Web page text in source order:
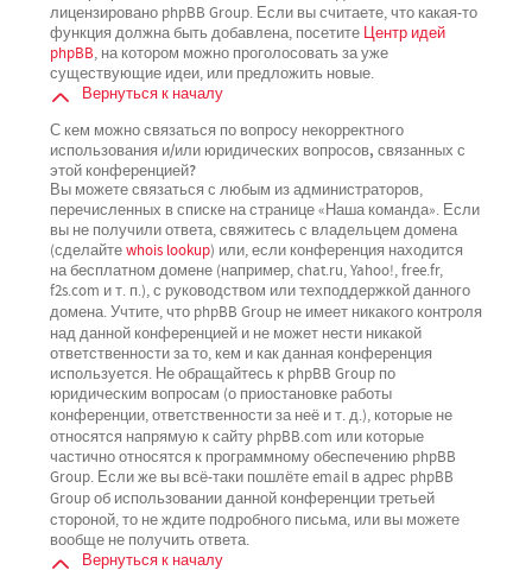
лицензировано phpBB Group. Если вы считаете, что какая-то
функция должна быть добавлена, посетите Центр идей
phpBB, на котором можно проголосовать за уже
существующие идеи, или предложить новые.
Вернуться к началу
С кем можно связаться по вопросу некорректного
использования и/или юридических вопросов, связанных с
этой конференцией?
Вы можете связаться с любым из администраторов,
перечисленных в списке на странице «Наша команда». Если
вы не получили ответа, свяжитесь с владельцем домена
(сделайтеwhois lookup) или, если конференция находится
на бесплатном домене (например, chat.ru, Yahoo!, free.fr,
f2s.com и т. п.), с руководством или техподдержкой данного
домена. Учтите, что phpBB Group не имеет никакого контроля
над данной конференциейи не может нести никакой
ответственности за то, кем и как данная конференция
используется. Не обращайтесь к phpBB Group по
юридическим вопросам (о приостановке работы
конференции, ответственности за неё и т. д.), которые не
относятся напрямуюк сайту phpBB.com или которые
частично относятся к программному обеспечению phpBB
Group. Если же вы всё-таки пошлёте email в адрес phpBB
Group об использовании данной конференциитретьей
стороной, то не ждите подробного письма, или вы можете
вообще не получить ответа.
Вернуться к началу